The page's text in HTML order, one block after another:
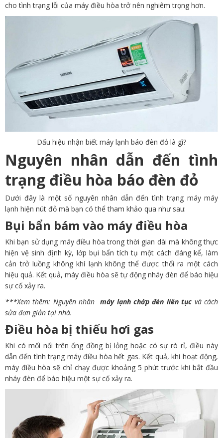
cho tình trạng lỗi của máy điều hòa trở nên nghiêm trọng hơn.
Dấu hiệu nhận biết máy lạnh báo đèn đỏ là gì?
Nguyên nhân dẫn đến tình
trạng điều hòa báo đèn đỏ
Dưới đây là một số nguyên nhân dẫn đến tình trạng máy máy
lạnh hiện nút đỏ mà bạn có thể tham khảo qua như sau:
Bụi bẩn bám vào máy điều hòa
Khi bạn sử dụng máy điều hòa trong thời gian dài mà không thực
hiện vệ sinh định kỳ, lớp bụi bẩn tích tụ một cách đáng kể, làm
cản trở luồng không khí lạnh không thể được thổi ra một cách
hiệu quả. Kết quả, máy điều hòa sẽ tự động nháy đèn để báo hiệu
sự cố xảy ra.
***Xem thêm: Nguyên nhân máy lạnh chớp đèn liên tục và cách
sửa đơn giản tại nhà.
Điều hòa bị thiếu hơi gas
Khi có mối nối trên ống đồng bị lỏng hoặc có sự rò rỉ, điều này
dẫn đến tình trạng máy điều hòa hết gas. Kết quả, khi hoạt động,
máy điều hòa sẽ chỉ chạy được khoảng 5 phút trước khi bắt đầu
nháy đèn để báo hiệu một sự cố xảy ra.